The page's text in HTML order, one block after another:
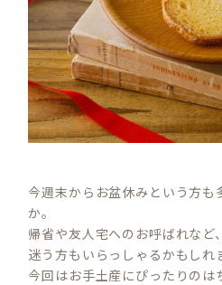
今週末からお盆休みという方も
か。
帰省や友人宅へのお呼ばれなど
迷う方もいらっしゃるかもしれ
今回はお手土産にぴったりのは